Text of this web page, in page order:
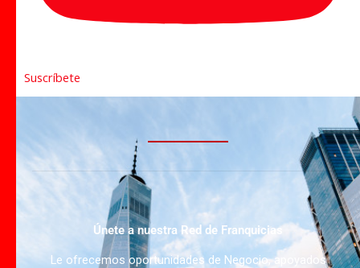
Suscríbete
Únete a nuestra Red de Franquicias
Le ofrecemos oportunidades de Negocio, apoyados